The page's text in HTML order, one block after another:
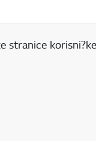
stranice